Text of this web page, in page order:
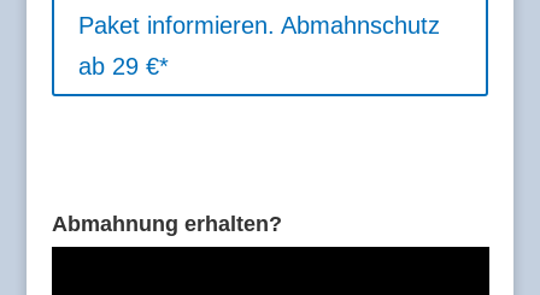
Paket informieren. Abmahnschutz
ab 29 €*
Abmahnung erhalten?